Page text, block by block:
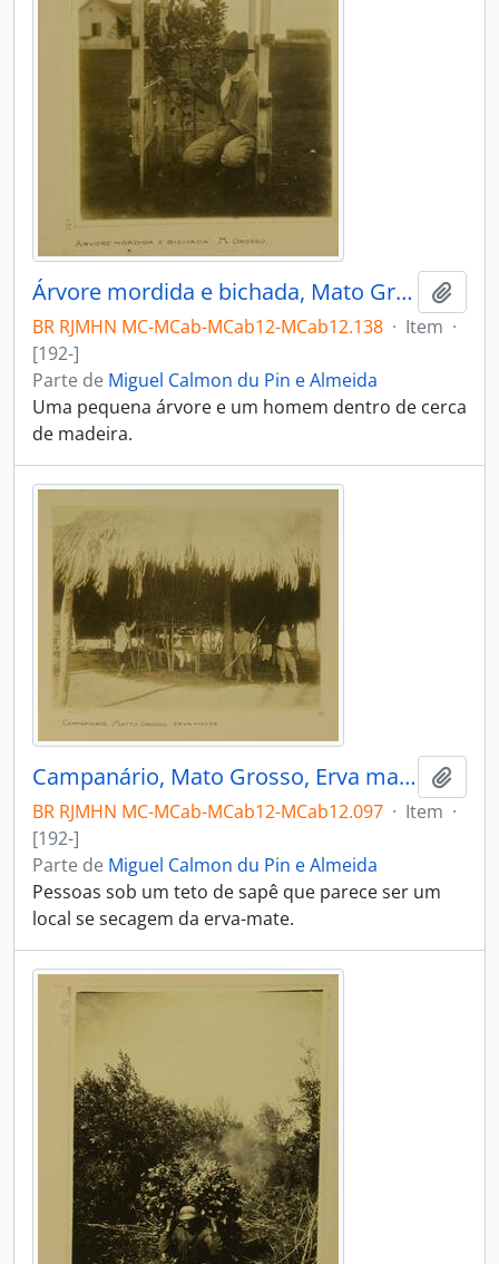
Árvore mordida e bichada, Mato Grosso
BR RJMHN MC-MCab-MCab12-MCab12.138 · Item ·
[192-]
Parte de Miguel Calmon du Pin e Almeida
Uma pequena árvore e um homem dentro de cerca
de madeira.
Campanário, Mato Grosso, Erva mate
BR RJMHN MC-MCab-MCab12-MCab12.097 · Item ·
[192-]
Parte de Miguel Calmon du Pin e Almeida
Pessoas sob um teto de sapê que parece ser um
local se secagem da erva-mate.